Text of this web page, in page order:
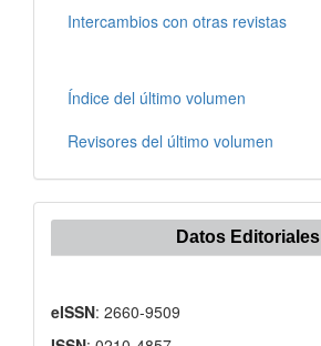
Intercambios con otras revistas
Índice del último volumen
Revisores del último volumen
Datos Editoriales
eISSN: 2660-9509